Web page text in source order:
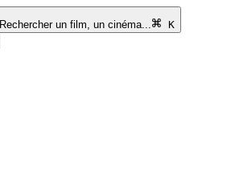
Rechercher un film, un cinéma...
K